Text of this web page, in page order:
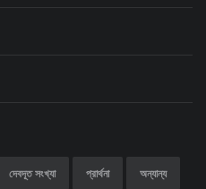
দেবদূত সংখ্যা প্রার্থনা অন্যান্য